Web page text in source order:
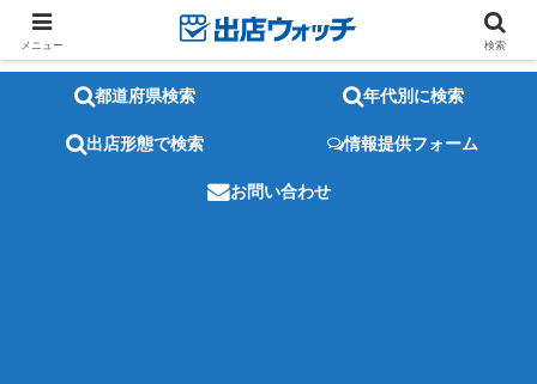
都道府県検索 年代別に検索
出店形態で検索 情報提供フォーム
お問い合わせ
メニュー 検索